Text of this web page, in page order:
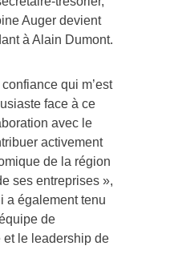
Auger devient
à Alain Dumont.
qui m’est
face à ce
avec le
activement
de la région
ses entreprises »,
a également tenu
de
et le leadership de